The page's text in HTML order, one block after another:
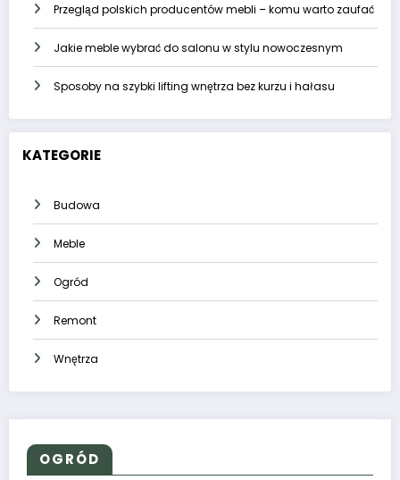
Przegląd polskich producentów mebli – komu warto zaufać
Jakie meble wybrać do salonu w stylu nowoczesnym
Sposoby na szybki lifting wnętrza bez kurzu i hałasu
KATEGORIE
Budowa
Meble
Ogród
Remont
Wnętrza
OGRÓD